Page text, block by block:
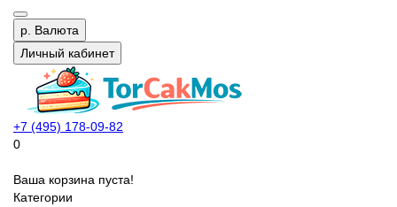
р. Валюта
Личный кабинет
+7 (495) 178-09-82
0
Ваша корзина пуста!
Категории